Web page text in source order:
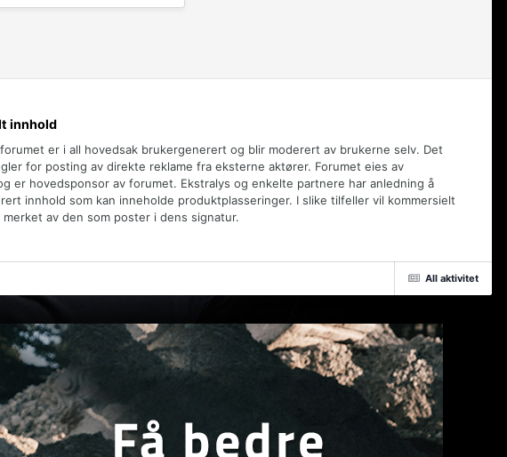
innhold
er i all hovedsak brukergenerert og blir moderert av brukerne selv. Det
for posting av direkte reklame fra eksterne aktører. Forumet eies av
er hovedsponsor av forumet. Ekstralys og enkelte partnere har anledning å
innhold som kan inneholde produktplasseringer. I slike tilfeller vil kommersielt
av den som poster i dens signatur.
All aktivitet